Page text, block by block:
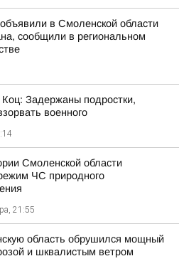
в Смоленской области
сообщили в региональном
Задержаны подростки,
военного
Смоленской области
ЧС природного
21:55
область обрушился мощный
и шквалистым ветром